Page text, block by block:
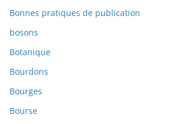
Bonnes pratiques de publication
bosons
Botanique
Bourdons
Bourges
Bourse